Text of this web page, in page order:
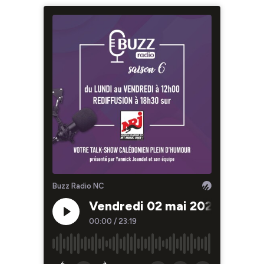
Buzz Radio NC
Vendredi 02 mai 2025
00:00 / 23:19